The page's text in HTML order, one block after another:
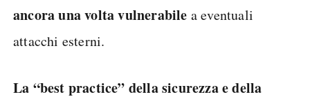
ancora una volta vulnerabile a eventuali
attacchi esterni.
La “best practice” della sicurezza e della